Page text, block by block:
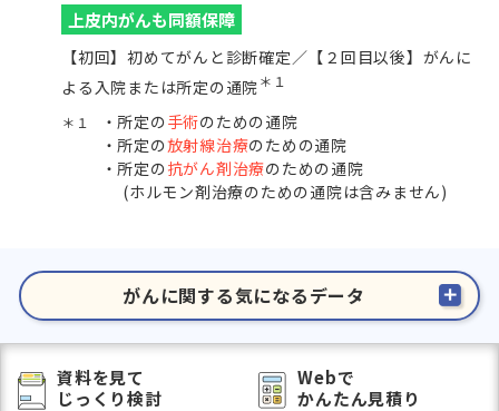
上皮内がんも同額保障
【初回】初めてがんと診断確定／【２回目以後】がんに
よる入院または所定の通院＊１
＊１ 所定の手術のための通院
所定の放射線治療のための通院
所定の抗がん剤治療のための通院
(ホルモン剤治療のための通院は含みません)
がんに関する気になるデータ
資料を見て
じっくり検討
Webで
かんたん見積り